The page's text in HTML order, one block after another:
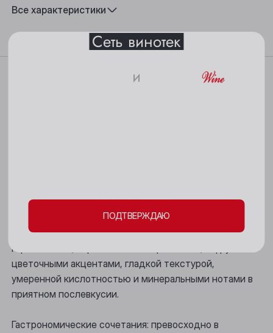
Все характеристики
Подходит к: Рыба, Аперитив, Морепродукты
изящные цветочные оттенки.
Вкус: яркий, элегантный, легкий, освежающий,
гармоничный, хорошо сбалансированный, с фруктово-
цветочными акцентами, гладкой текстурой,
умеренной кислотностью и минеральными нотами в
приятном послевкусии.
Гастрономические сочетания: превосходно в
Осинники
Прокопьевск
Сеть винотек
и
ПОДТВЕРЖДАЮ